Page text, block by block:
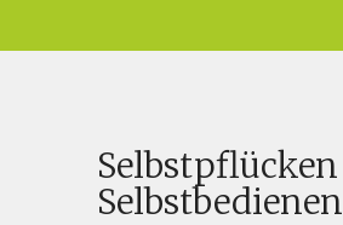
Selbstpflücken
Selbstbedienen